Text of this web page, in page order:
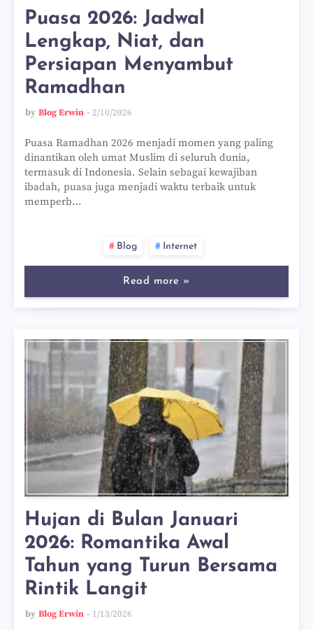
Puasa 2026: Jadwal
Lengkap, Niat, dan
Persiapan Menyambut
Ramadhan
by Blog Erwin 2/10/2026
Puasa Ramadhan 2026 menjadi momen yang paling
dinantikan oleh umat Muslim di seluruh dunia,
termasuk di Indonesia. Selain sebagai kewajiban
ibadah, puasa juga menjadi waktu terbaik untuk
memperb…
Blog Internet
Read more »
Hujan di Bulan Januari
2026: Romantika Awal
Tahun yang Turun Bersama
Rintik Langit
by Blog Erwin 1/13/2026